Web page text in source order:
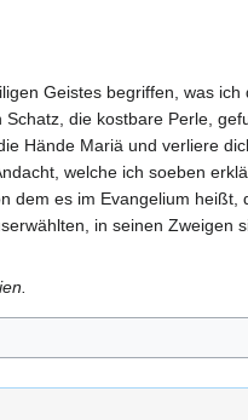
Geistes begriffen, was
die kostbare Perle,
Hände Mariä und verliere
welche ich soeben
dem es im Evangelium
in seinen